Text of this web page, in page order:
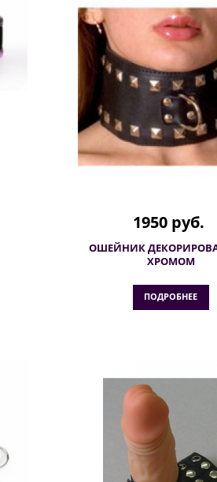
1950 руб.
ОШЕЙНИК
ХРОМОМ
ПОДРОБНЕЕ